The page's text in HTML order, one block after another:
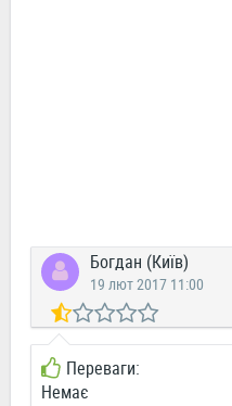
Богдан (Київ)
19 лют 2017 11:00
Переваги:
Немає